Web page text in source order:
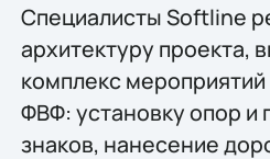
Специалисты Softline
архитектуру проекта,
комплекс
ФВФ: установку опор
знаков, нанесение